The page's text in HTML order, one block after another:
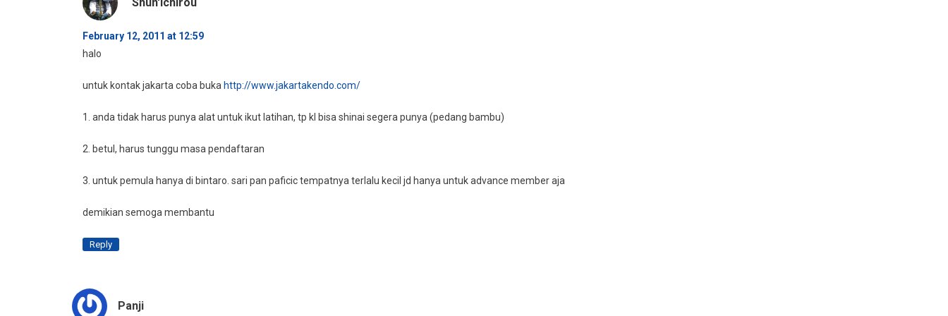
February 12, 2011 at 12:59
halo
untuk kontak jakarta coba buka http://www.jakartakendo.com/
1. anda tidak harus punya alat untuk ikut latihan, tp kl bisa shinai segera punya (pedang bambu)
2. betul, harus tunggu masa pendaftaran
3. untuk pemula hanya di bintaro. sari pan paficic tempatnya terlalu kecil jd hanya untuk advance member aja
demikian semoga membantu
Reply
Panji